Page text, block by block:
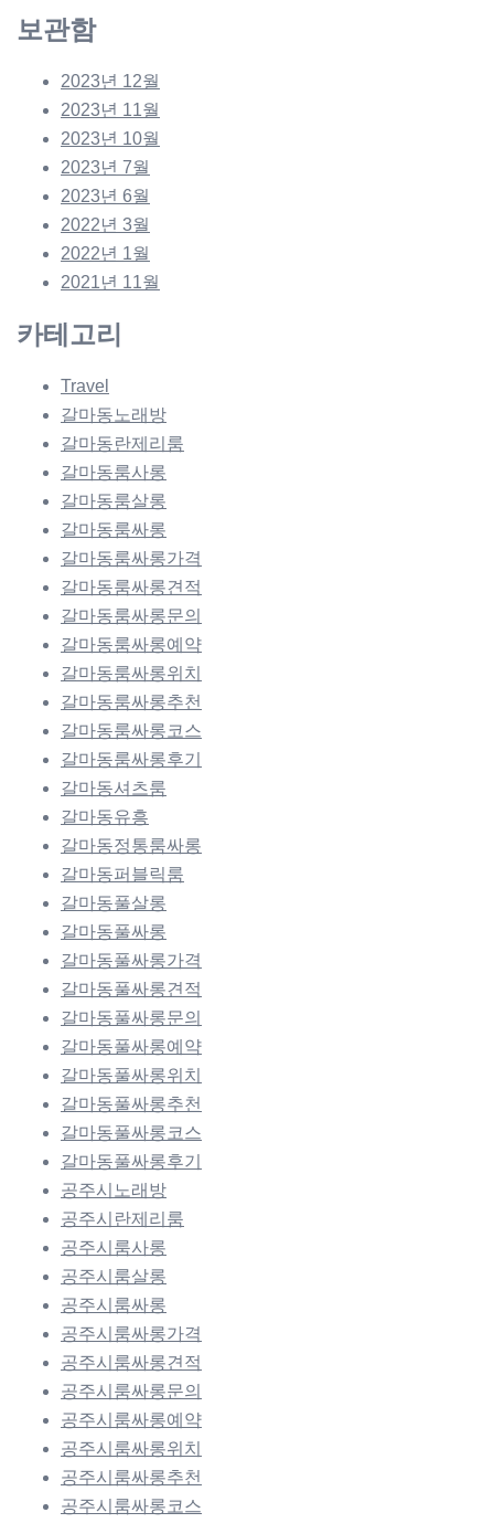
보관함
2023년 12월
2023년 11월
2023년 10월
2023년 7월
2023년 6월
2022년 3월
2022년 1월
2021년 11월
카테고리
Travel
갈마동노래방
갈마동란제리룸
갈마동룸사롱
갈마동룸살롱
갈마동룸싸롱
갈마동룸싸롱가격
갈마동룸싸롱견적
갈마동룸싸롱문의
갈마동룸싸롱예약
갈마동룸싸롱위치
갈마동룸싸롱추천
갈마동룸싸롱코스
갈마동룸싸롱후기
갈마동셔츠룸
갈마동유흥
갈마동정통룸싸롱
갈마동퍼블릭룸
갈마동풀살롱
갈마동풀싸롱
갈마동풀싸롱가격
갈마동풀싸롱견적
갈마동풀싸롱문의
갈마동풀싸롱예약
갈마동풀싸롱위치
갈마동풀싸롱추천
갈마동풀싸롱코스
갈마동풀싸롱후기
공주시노래방
공주시란제리룸
공주시룸사롱
공주시룸살롱
공주시룸싸롱
공주시룸싸롱가격
공주시룸싸롱견적
공주시룸싸롱문의
공주시룸싸롱예약
공주시룸싸롱위치
공주시룸싸롱추천
공주시룸싸롱코스